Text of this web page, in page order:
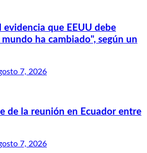
evidencia que EEUU debe
ha cambiado", según un
7, 2026
de la reunión en Ecuador entre
7, 2026